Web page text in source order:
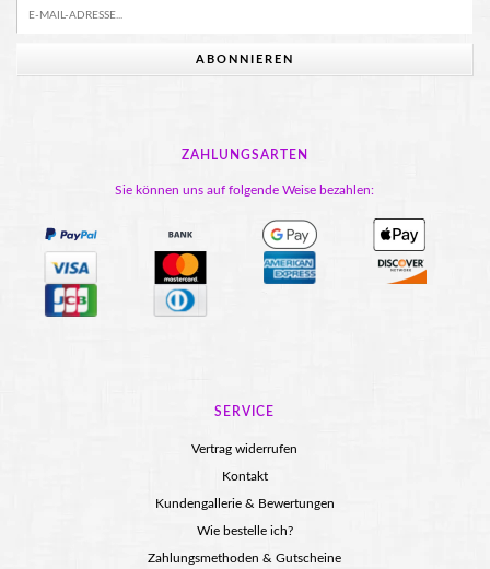
ABONNIEREN
ZAHLUNGSARTEN
Sie können uns auf folgende Weise bezahlen:
SERVICE
Vertrag widerrufen
Kontakt
Kundengallerie & Bewertungen
Wie bestelle ich?
Zahlungsmethoden & Gutscheine